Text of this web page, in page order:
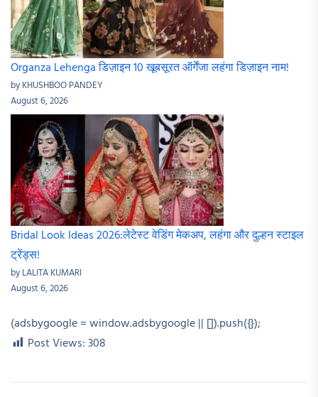
Organza Lehenga डिज़ाइन 10 खूबसूरत ऑर्गेंजा लहंगा डिज़ाइन नाम!
by KHUSHBOO PANDEY
August 6, 2026
Bridal Look Ideas 2026:लेटेस्ट वेडिंग मेकअप, लहंगा और दुल्हन स्टाइल
ट्रेंड्स!
by LALITA KUMARI
August 6, 2026
(adsbygoogle = window.adsbygoogle || []).push({});
Post Views:308